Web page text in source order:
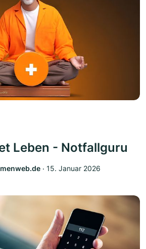
Leben - Notfallguru
‧ 15. Januar 2026